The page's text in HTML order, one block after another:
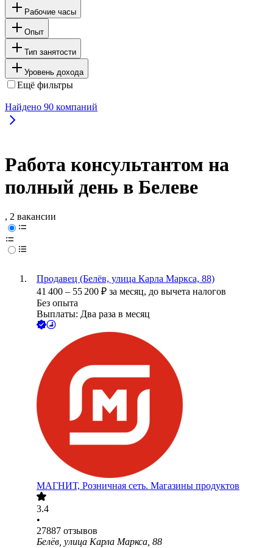
Рабочие часы
Опыт
Тип занятости
Уровень дохода
Ещё фильтры
Найдено 90 компаний
Работа консультантом на
полный день в Белеве
, 2 вакансии
Продавец (Белёв, улица Карла Маркса, 88)
41 400 – 55 200 ₽ за месяц, до вычета налогов
Без опыта
Выплаты: Два раза в месяц
МАГНИТ, Розничная сеть. Магазины продуктов
3.4
•
27887 отзывов
Белёв, улица Карла Маркса, 88